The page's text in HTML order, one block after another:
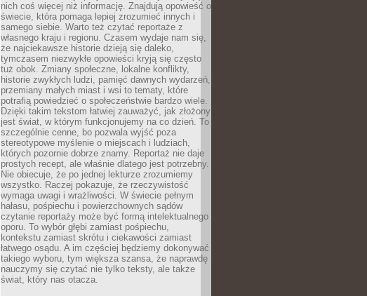
nich coś więcej niż informację. Znajdują opowieść o
świecie, która pomaga lepiej zrozumieć innych i
samego siebie. Warto też czytać reportaże z
własnego kraju i regionu. Czasem wydaje nam się,
że najciekawsze historie dzieją się daleko,
tymczasem niezwykłe opowieści kryją się często
tuż obok. Zmiany społeczne, lokalne konflikty,
historie zwykłych ludzi, pamięć dawnych wydarzeń,
przemiany małych miast i wsi to tematy, które
potrafią powiedzieć o społeczeństwie bardzo wiele.
Dzięki takim tekstom łatwiej zauważyć, jak złożony
jest świat, w którym funkcjonujemy na co dzień. To
szczególnie cenne, bo pozwala wyjść poza
stereotypowe myślenie o miejscach i ludziach,
których pozornie dobrze znamy. Reportaż nie daje
prostych recept, ale właśnie dlatego jest potrzebny.
Nie obiecuje, że po jednej lekturze zrozumiemy
wszystko. Raczej pokazuje, że rzeczywistość
wymaga uwagi i wrażliwości. W świecie pełnym
hałasu, pośpiechu i powierzchownych sądów
czytanie reportaży może być formą intelektualnego
oporu. To wybór głębi zamiast pośpiechu,
kontekstu zamiast skrótu i ciekawości zamiast
łatwego osądu. A im częściej będziemy dokonywać
takiego wyboru, tym większa szansa, że naprawdę
nauczymy się czytać nie tylko teksty, ale także
świat, który nas otacza.